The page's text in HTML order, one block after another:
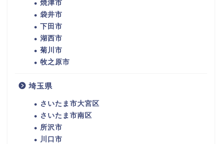
焼津市
袋井市
下田市
湖西市
菊川市
牧之原市
埼玉県
さいたま市大宮区
さいたま市南区
所沢市
川口市